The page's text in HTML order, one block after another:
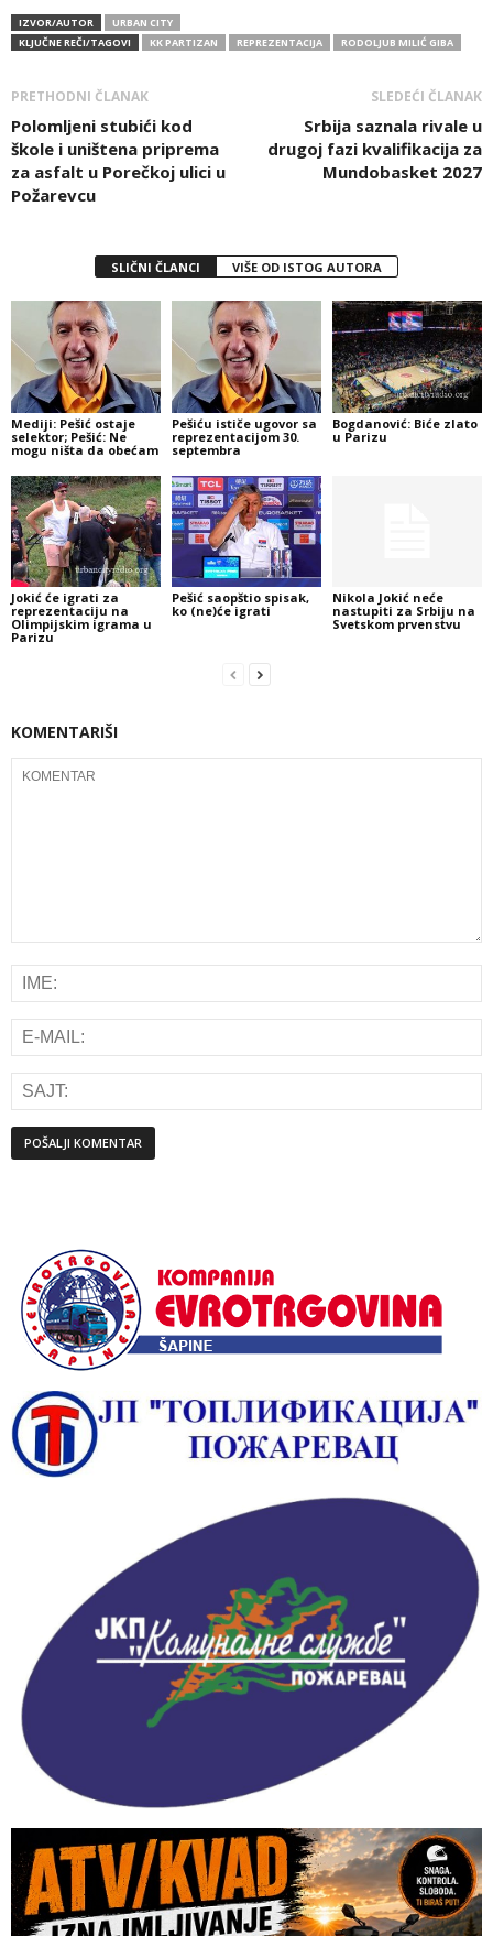
IZVOR/AUTOR
URBAN CITY
KLJUČNE REČI/TAGOVI
KK PARTIZAN REPREZENTACIJA RODOLJUB MILIĆ GIBA
PRETHODNI ČLANAK
Polomljeni stubići kod
škole i uništena priprema
za asfalt u Porečkoj ulici u
Požarevcu
SLEDEĆI ČLANAK
Srbija saznala rivale u
drugoj fazi kvalifikacija za
Mundobasket 2027
SLIČNI ČLANCI VIŠE OD ISTOG AUTORA
Mediji: Pešić ostaje
selektor; Pešić: Ne
mogu ništa da obećam
Pešiću ističe ugovor sa
reprezentacijom 30.
septembra
Bogdanović: Biće zlato
u Parizu
Jokić će igrati za
reprezentaciju na
Olimpijskim igrama u
Parizu
Pešić saopštio spisak,
ko (ne)će igrati
Nikola Jokić neće
nastupiti za Srbiju na
Svetskom prvenstvu
KOMENTARIŠI